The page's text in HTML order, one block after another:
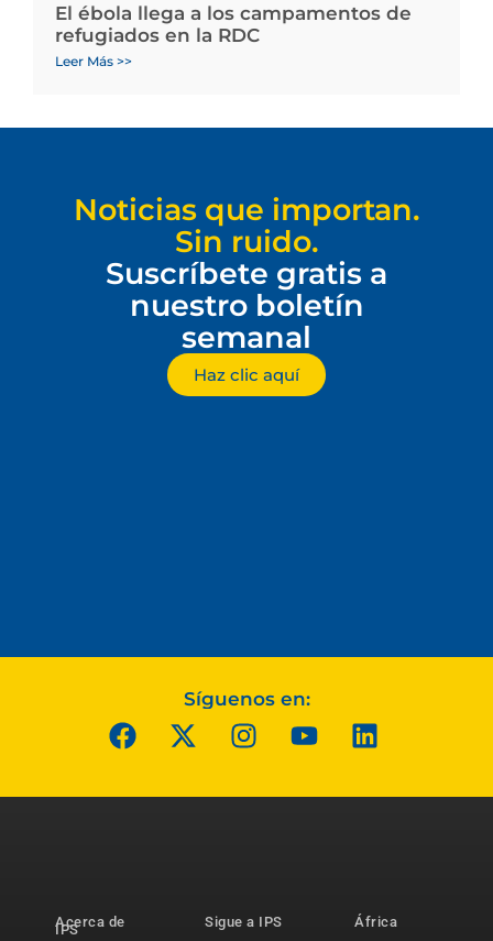
El ébola llega a los campamentos de
refugiados en la RDC
Leer Más >>
Noticias que importan.
Sin ruido.
Suscríbete gratis a
nuestro boletín
semanal
Haz clic aquí
Síguenos en:
Acerca de
IPS
Sigue a IPS
África